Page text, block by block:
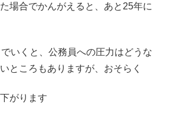
場合でかんがえると、あと25年に
いくと、公務員への圧力はどうな
ところもありますが、おそらく
がります